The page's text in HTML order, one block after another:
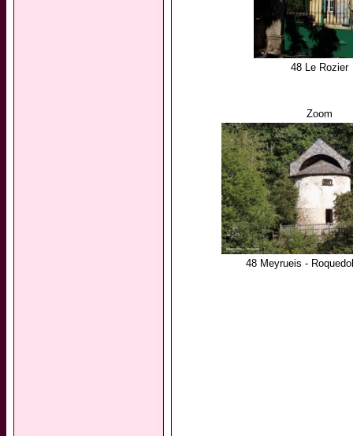
48 Le Rozier
Zoom
48 Meyrueis -